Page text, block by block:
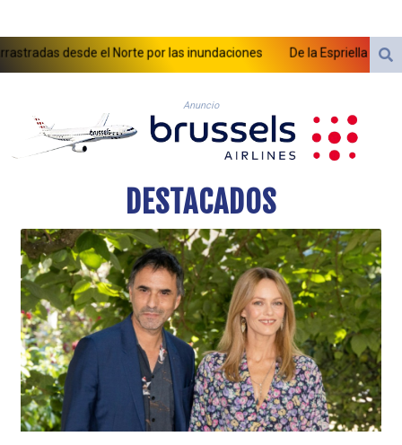
AWG 2.076341
AZN 1.950687
BBD 2.323075
BDT 142.778861
BHD 0.434948
BIF 3453.244413
BND 1.477975
BOB 13.708472
BRL 5.882279
BSD 1.153383
BTN 109.752598
BWP 15.568217
BYN 3.434433
BYR 22609.049164
BZD 2.319643
CAD 1.616126
CDF 2606.961815
CHF 0.934567
CLF 0.026734
De la Espriella asume en Colombia como aliado de Trump en la
Anuncio
DESTACADOS